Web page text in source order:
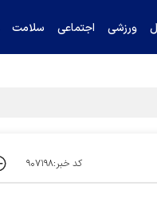
ورزشی اجتماعی سلامت
و سپاهان هم امتیاز شد
کد خبر:۹۰۷۱۹۸